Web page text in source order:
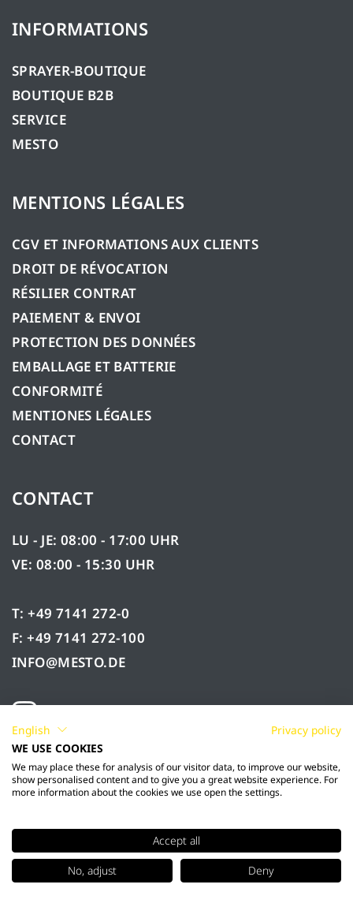
INFORMATIONS
SPRAYER-BOUTIQUE
BOUTIQUE B2B
SERVICE
MESTO
MENTIONS LÉGALES
CGV ET INFORMATIONS AUX CLIENTS
DROIT DE RÉVOCATION
RÉSILIER CONTRAT
PAIEMENT & ENVOI
PROTECTION DES DONNÉES
EMBALLAGE ET BATTERIE
CONFORMITÉ
MENTIONES LÉGALES
CONTACT
CONTACT
LU - JE: 08:00 - 17:00 UHR
VE: 08:00 - 15:30 UHR
T: +49 7141 272-0
F: +49 7141 272-100
INFO@MESTO.DE
© 2026 Mesto Spritzenfabrik Ernst Stockburger
GmbH
English
Privacy policy
WE USE COOKIES
We may place these for analysis of our visitor data, to improve our website,
show personalised content and to give you a great website experience. For
more information about the cookies we use open the settings.
Accept all
No, adjust
Deny